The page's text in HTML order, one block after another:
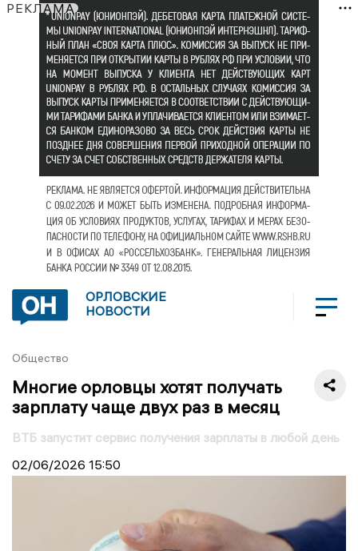
РЕКЛАМА
ОРЛОВСКИЕ
НОВОСТИ
Общество
Многие орловцы хотят получать
зарплату чаще двух раз в месяц
ВТБ запустит сервис получения зарплаты в любой день
02/06/2026 15:50